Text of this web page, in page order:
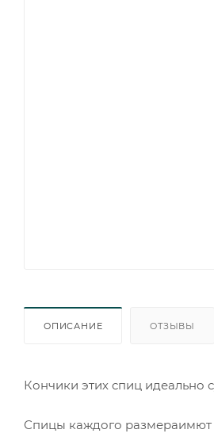
ОПИСАНИЕ ОТЗЫВЫ
Кончики этих спиц идеально
Спицы каждого размераимют